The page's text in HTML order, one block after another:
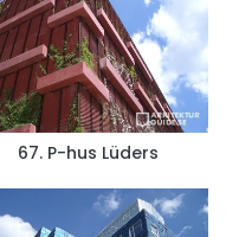
67. P-hus Lüders